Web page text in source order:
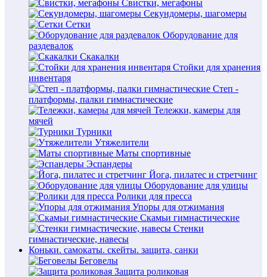
Свистки, мегафоны
Секундомеры, шагомеры
Сетки
Оборудование для
раздевалок
Скакалки
Стойки для хранения
инвентаря
Степ -
платформы, палки гимнастические
Тележки, камеры для
мячей
Турники
Утяжелители
Маты спортивные
Эспандеры
Йога, пилатес и стретчинг
Оборудование для улицы
Ролики для пресса
Упоры для отжимания
Скамьи гимнастические
Стенки
гимнастические, навесы
Коньки. самокаты. скейты. защита, санки
Беговелы
Защита роликовая